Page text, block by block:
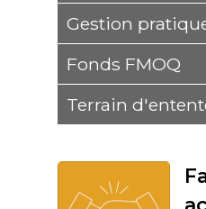
Gestion
Fonds FMOQ
Terrain